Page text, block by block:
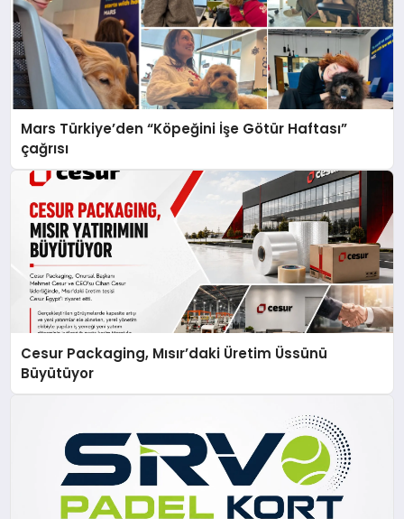
Mars Türkiye’den “Köpeğini İşe Götür Haftası”
çağrısı
Cesur Packaging, Mısır’daki Üretim Üssünü
Büyütüyor